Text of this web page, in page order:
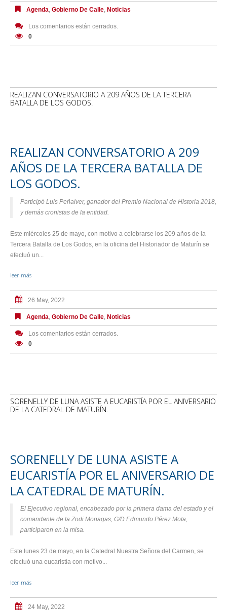
Agenda, Gobierno De Calle, Noticias
Los comentarios están cerrados.
0
REALIZAN CONVERSATORIO A 209 AÑOS DE LA TERCERA
BATALLA DE LOS GODOS.
REALIZAN CONVERSATORIO A 209
AÑOS DE LA TERCERA BATALLA DE
LOS GODOS.
Participó Luis Peñalver, ganador del Premio Nacional de Historia 2018,
y demás cronistas de la entidad.
Este miércoles 25 de mayo, con motivo a celebrarse los 209 años de la
Tercera Batalla de Los Godos, en la oficina del Historiador de Maturín se
efectuó un...
leer más
26 May, 2022
Agenda, Gobierno De Calle, Noticias
Los comentarios están cerrados.
0
SORENELLY DE LUNA ASISTE A EUCARISTÍA POR EL ANIVERSARIO
DE LA CATEDRAL DE MATURÍN.
SORENELLY DE LUNA ASISTE A
EUCARISTÍA POR EL ANIVERSARIO DE
LA CATEDRAL DE MATURÍN.
El Ejecutivo regional, encabezado por la primera dama del estado y el
comandante de la Zodi Monagas, G/D Edmundo Pérez Mota,
participaron en la misa.
Este lunes 23 de mayo, en la Catedral Nuestra Señora del Carmen, se
efectuó una eucaristía con motivo...
leer más
24 May, 2022